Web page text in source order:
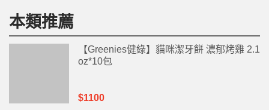
本類推薦
【Greenies健綠】貓咪潔牙餅 濃郁烤雞 2.1
oz*10包
$1100